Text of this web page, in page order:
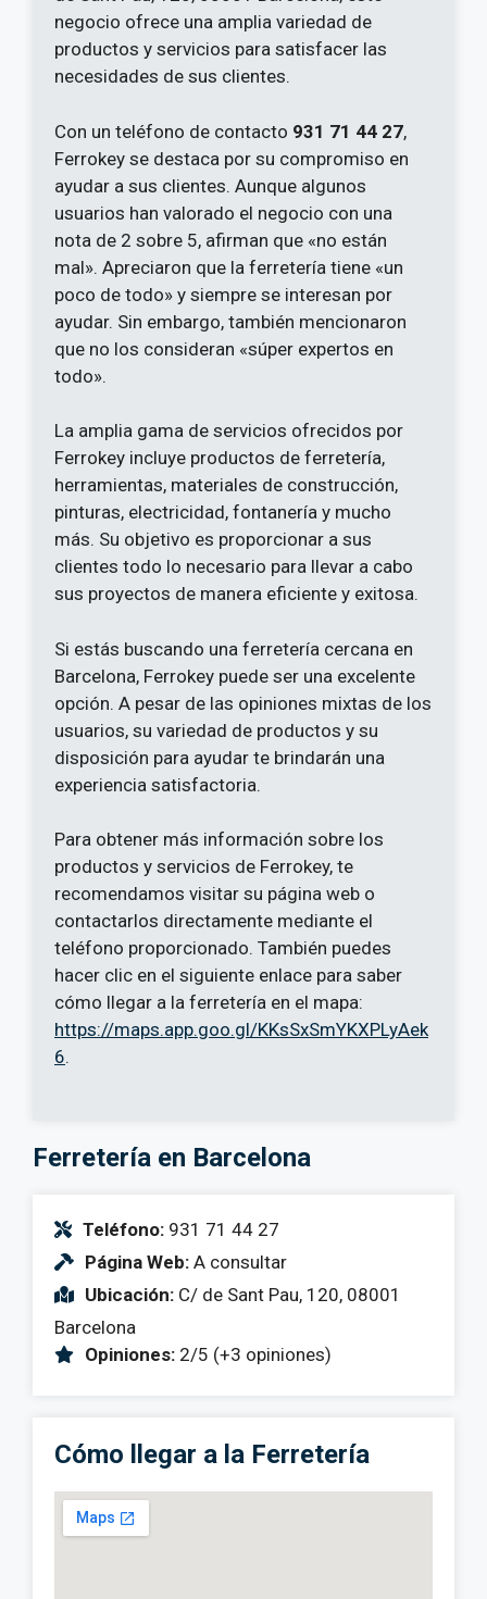
negocio ofrece una amplia variedad de
productos y servicios para satisfacer las
necesidades de sus clientes.
Con un teléfono de contacto 931 71 44 27,
Ferrokey se destaca por su compromiso en
ayudar a sus clientes. Aunque algunos
usuarios han valorado el negocio con una
nota de 2 sobre 5, afirman que «no están
mal». Apreciaron que la ferretería tiene «un
poco de todo» y siempre se interesan por
ayudar. Sin embargo, también mencionaron
que no los consideran «súper expertos en
todo».
La amplia gama de servicios ofrecidos por
Ferrokey incluye productos de ferretería,
herramientas, materiales de construcción,
pinturas, electricidad, fontanería y mucho
más. Su objetivo es proporcionar a sus
clientes todo lo necesario para llevar a cabo
sus proyectos de manera eficiente y exitosa.
Si estás buscando una ferretería cercana en
Barcelona, Ferrokey puede ser una excelente
opción. A pesar de las opiniones mixtas de los
usuarios, su variedad de productos y su
disposición para ayudar te brindarán una
experiencia satisfactoria.
Para obtener más información sobre los
productos y servicios de Ferrokey, te
recomendamos visitar su página web o
contactarlos directamente mediante el
teléfono proporcionado. También puedes
hacer clic en el siguiente enlace para saber
cómo llegar a la ferretería en el mapa:
https://maps.app.goo.gl/KKsSxSmYKXPLyAek
6.
Ferretería en Barcelona
Teléfono: 931 71 44 27
Página Web: A consultar
Ubicación: C/ de Sant Pau, 120, 08001
Barcelona
Opiniones: 2/5 (+3 opiniones)
Cómo llegar a la Ferretería